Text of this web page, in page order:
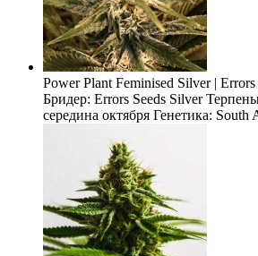
Power Plant Feminised Silver | Errors
Бридер: Errors Seeds Silver
середина октября Генетика: